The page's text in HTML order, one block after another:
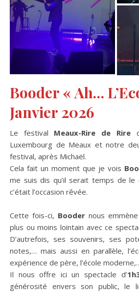
Booder « Ah…
Janvier 2026
Le festival Meaux-Rire de Rire
Luxembourg de Meaux et notre
festival, après Michaël.
Cela fait un moment que je vois
me suis dis qu’il serait temps de le
c’était l’occasion rêvée.
Cette fois-ci, Booder nous
plus ou moins lointain avec ce
D’autrefois, ses souvenirs, ses
notes,… mais aussi en parallèle,
expérience de père, l’école
Il nous offre ici un spectacle d’
générosité envers son public, le